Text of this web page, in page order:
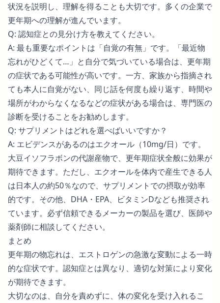
状況を説明し、理解を得ることも大切です。多くの企業で
更年期への理解が進んでいます。
Q: 認知症との見分け方を教えてください。
A: 最も重要なポイントは「自覚の有無」です。「最近物
忘れがひどくて…」と自分で気づいている場合は、更年期
の症状である可能性が高いです。一方、家族から指摘され
ても本人に自覚がない、同じ話を何度も繰り返す、時間や
場所がわからなくなるなどの症状がある場合は、専門医の
診断を受けることをお勧めします。
Q: サプリメントはどれを選べばいいですか？
A: エビデンスがあるのはエクオール（10mg/日）です。
大豆イソフラボンの代謝産物で、更年期症状全般に効果が
期待できます。ただし、エクオールを体内で産生できる人
は日本人の約50％なので、サプリメントでの摂取が効率
的です。その他、DHA・EPA、ビタミンDなども推奨され
ています。必ず信頼できるメーカーの製品を選び、医師や
薬剤師に相談してください。
まとめ
更年期の物忘れは、エストロゲンの急激な変動による一時
的な症状です。認知症とは異なり、適切な対策により変化
が期待できます。
大切なのは、自分を責めずに、体の変化を受け入れるこ